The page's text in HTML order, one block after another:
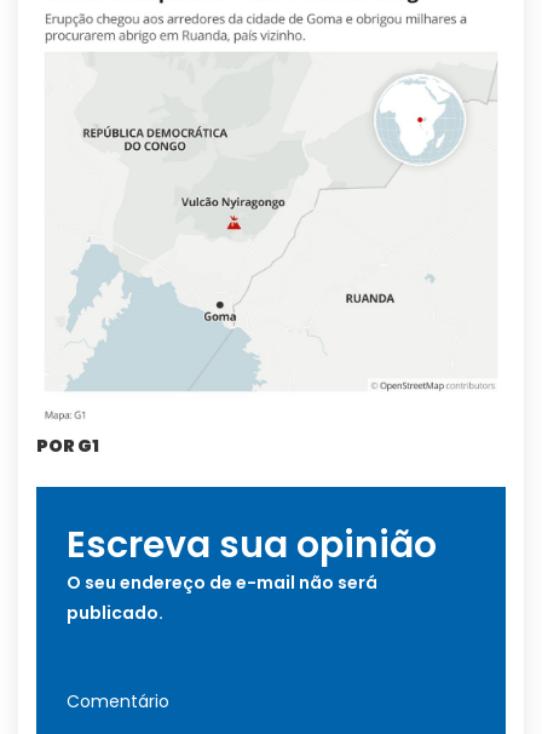
POR G1
Escreva sua opinião
O seu endereço de e-mail não será
publicado.
Comentário